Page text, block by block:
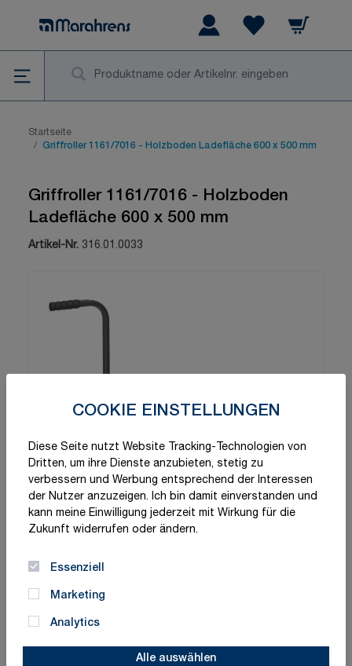
COOKIE EINSTELLUNGEN
Diese Seite nutzt Website Tracking-Technologien von
Dritten, um ihre Dienste anzubieten, stetig zu
verbessern und Werbung entsprechend der Interessen
der Nutzer anzuzeigen. Ich bin damit einverstanden und
kann meine Einwilligung jederzeit mit Wirkung für die
Zukunft widerrufen oder ändern.
Essenziell
Marketing
Analytics
Alle auswählen
Warenkorb
Startseite
/ Griffroller 1161/7016 - Holzboden Ladefläche 600 x 500 mm
Griffroller 1161/7016 - Holzboden
Ladefläche 600 x 500 mm
Artikel-Nr. 316.01.0033